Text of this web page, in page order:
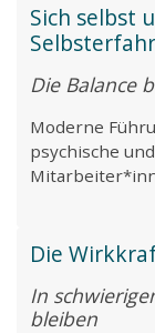
Sich selbst
Die Balance
Moderne
psychische
Die
In
bleiben